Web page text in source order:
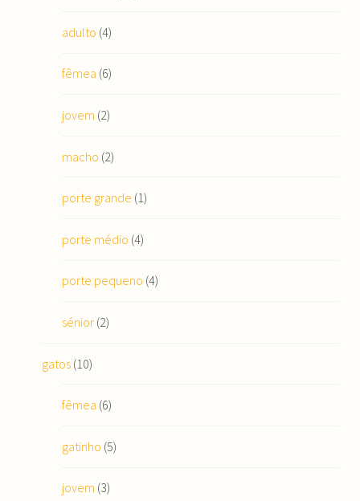
adulto (4)
fêmea (6)
jovem (2)
macho (2)
porte grande (1)
porte médio (4)
porte pequeno (4)
sénior (2)
gatos(10)
fêmea (6)
gatinho (5)
jovem (3)